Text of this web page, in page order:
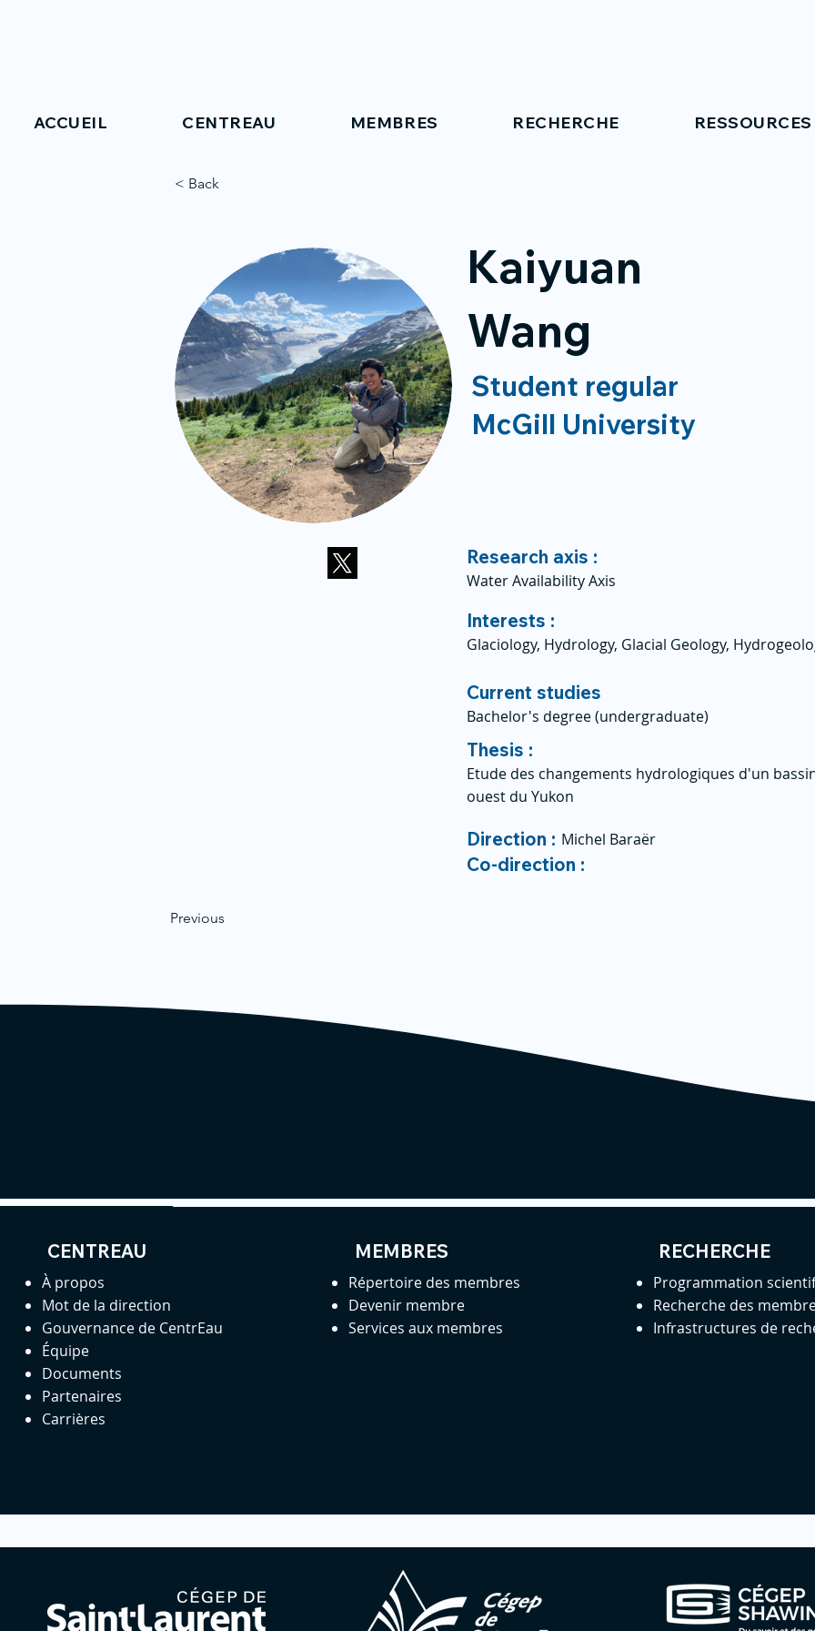
ACCUEIL CENTREAU MEMBRES RECHERCHE RESSOURCES
< Back
Kaiyuan
Wang
Student regular
McGill University
Research axis :
Water Availability Axis
Interests :
Glaciology, Hydrology, Glacial Geology,
Current studies
Bachelor's degree (undergraduate)
Thesis :
Etude des changements hydrologiques d'un
ouest du Yukon
Previous
Direction : Michel Baraër
Co-direction :
CENTREAU
À propos
Mot de la direction
Gouvernance de CentrEau
Équipe
Documents
Partenaires
Carrières
MEMBRES
Répertoire des membres
Devenir membre
Services aux membres
RECHERCHE
Programmation
Recherche des
Infrastructures de